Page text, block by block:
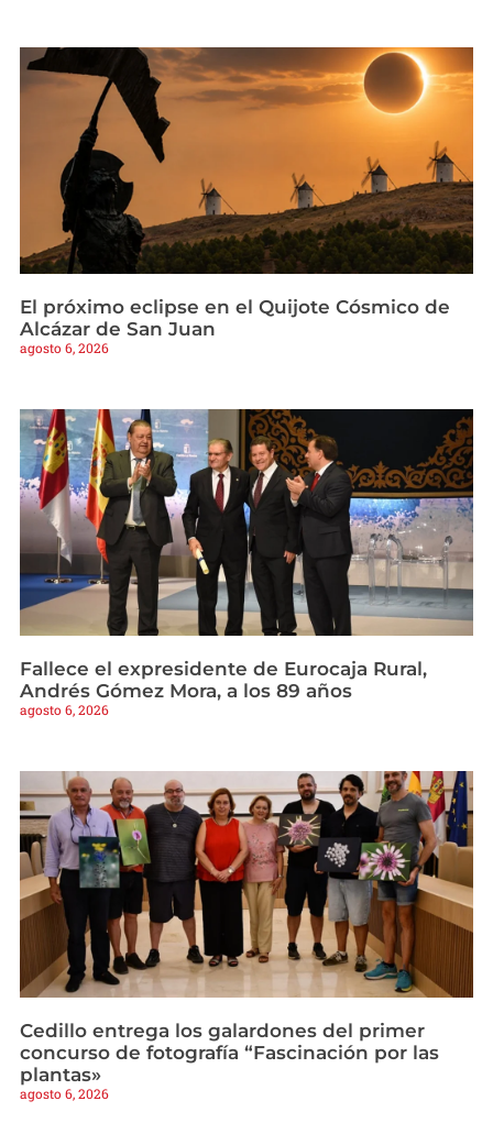
El próximo eclipse en el Quijote Cósmico de
Alcázar de San Juan
agosto 6, 2026
Fallece el expresidente de Eurocaja Rural,
Andrés Gómez Mora, a los 89 años
agosto 6, 2026
Cedillo entrega los galardones del primer
concurso de fotografía “Fascinación por las
plantas»
agosto 6, 2026